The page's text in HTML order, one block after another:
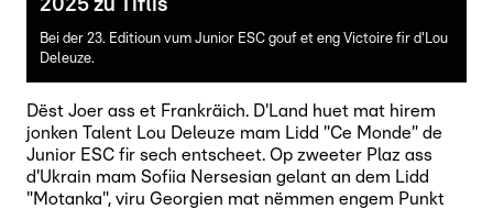
2025 zu Tiflis
Bei der 23. Editioun vum Junior ESC gouf et eng Victoire fir d'Lou
Deleuze.
Dëst Joer ass et Frankräich. D'Land huet mat hirem
jonken Talent Lou Deleuze mam Lidd "Ce Monde" de
Junior ESC fir sech entscheet. Op zweeter Plaz ass
d'Ukrain mam Sofiia Nersesian gelant an dem Lidd
"Motanka", viru Georgien mat nëmmen engem Punkt